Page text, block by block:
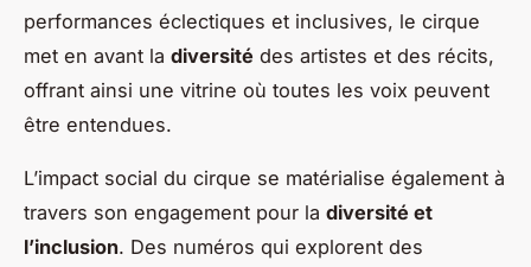
performances éclectiques et inclusives, le cirque
met en avant la diversité des artistes et des récits,
offrant ainsi une vitrine où toutes les voix peuvent
être entendues.
L’impact social du cirque se matérialise également à
travers son engagement pour la diversité et
l’inclusion. Des numéros qui explorent des